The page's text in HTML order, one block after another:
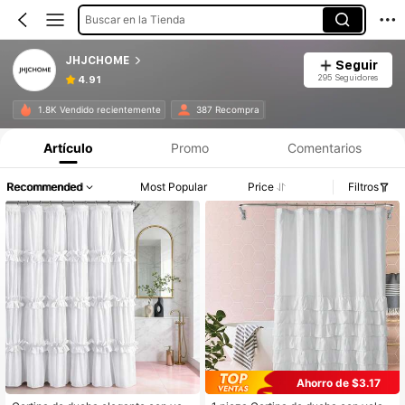
Buscar en la Tienda
JHJCHOME
4.91
Seguir
295 Seguidores
1.8K Vendido recientemente 387 Recompra
Artículo Promo Comentarios
Recommended Most Popular Price Filtros
Ahorro de $3.17